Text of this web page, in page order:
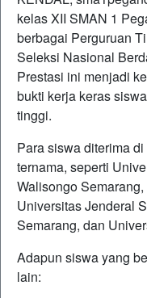
kelas XII SMAN 1
berbagai Perguruan
Seleksi Nasional
Prestasi ini menjadi
bukti kerja keras
tinggi.
Para siswa diterima
ternama, seperti
Walisongo Semarang,
Universitas Jenderal
Semarang, dan
Adapun siswa yang
lain: